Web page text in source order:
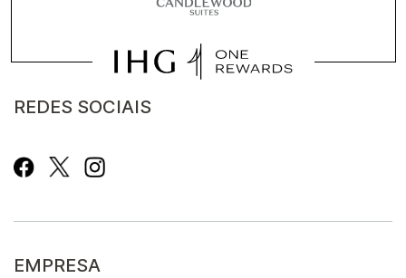
REDES SOCIAIS
EMPRESA